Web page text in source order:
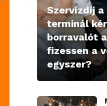
Szervízdíj
terminál
borravalót
fizessen a
egyszer?